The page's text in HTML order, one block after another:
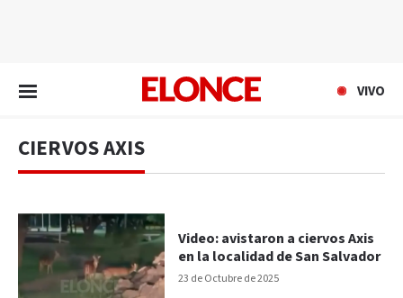
VIVO
CIERVOS AXIS
23 de Octubre de 2025
Video: avistaron a ciervos Axis
en la localidad de San Salvador